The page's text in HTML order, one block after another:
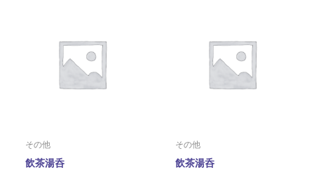
その他
飲茶湯呑
その他
飲茶湯呑